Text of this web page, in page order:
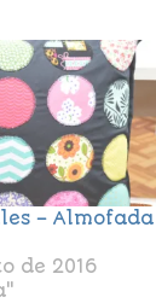
– Almofada
de 2016